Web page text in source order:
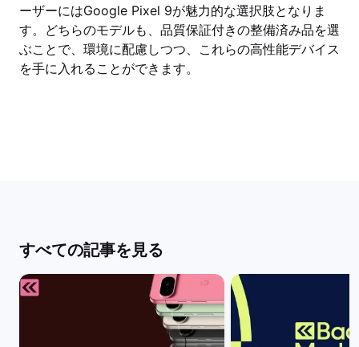
ーザーにはGoogle Pixel 9が魅力的な選択肢となりま
す。どちらのモデルも、品質保証付きの整備済み品を選
ぶことで、環境に配慮しつつ、これらの高性能デバイス
を手に入れることができます。
すべての記事を見る